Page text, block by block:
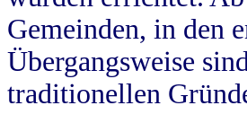
Gemeinden, in den
Übergangsweise
traditionellen